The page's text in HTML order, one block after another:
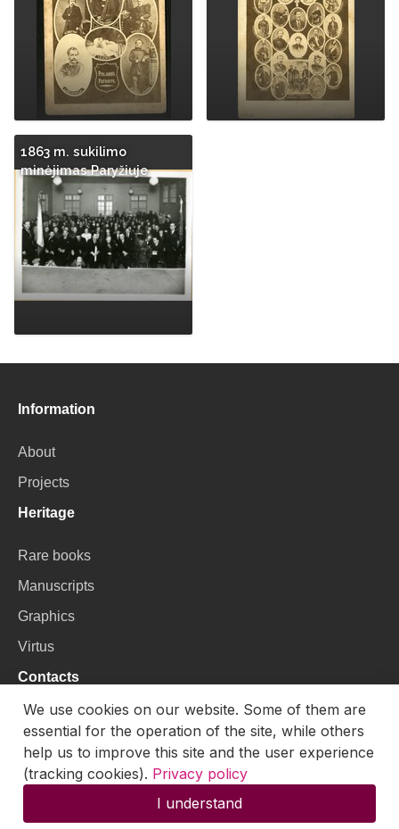
1863 m. sukilimo
minėjimas Paryžiuje
Information
About
Projects
Heritage
Rare books
Manuscripts
Graphics
Virtus
Contacts
Universiteto g. 3, LT-01122, Vilnius
Email:skaitmenines.kolekcijos@mb.vu.lt
We use cookies on our website. Some of them are
essential for the operation of the site, while others
help us to improve this site and the user experience
(tracking cookies). Privacy policy
I understand